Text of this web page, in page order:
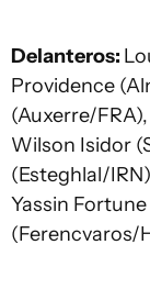
Delanteros:
Providence
(Auxerre/
Wilson Isidor
(Esteghlal/
Yassin
(Ferencvaros/